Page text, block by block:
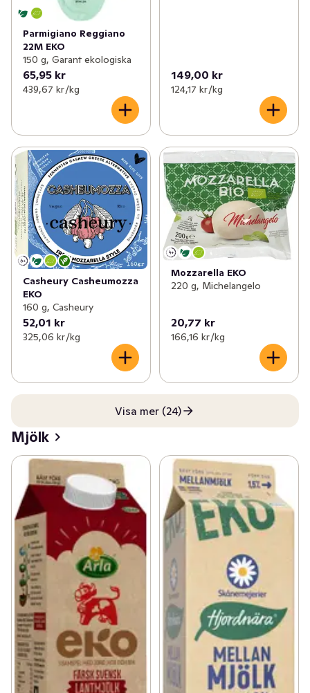
Parmigiano Reggiano
22M EKO
150 g, Garant ekologiska
65,95 kr
439,67 kr /kg
149,00 kr
124,17 kr /kg
Casheury Casheumozza
EKO
160 g, Casheury
52,01 kr
325,06 kr /kg
Mozzarella EKO
220 g, Michelangelo
20,77 kr
166,16 kr /kg
Visa mer (24)
Mjölk